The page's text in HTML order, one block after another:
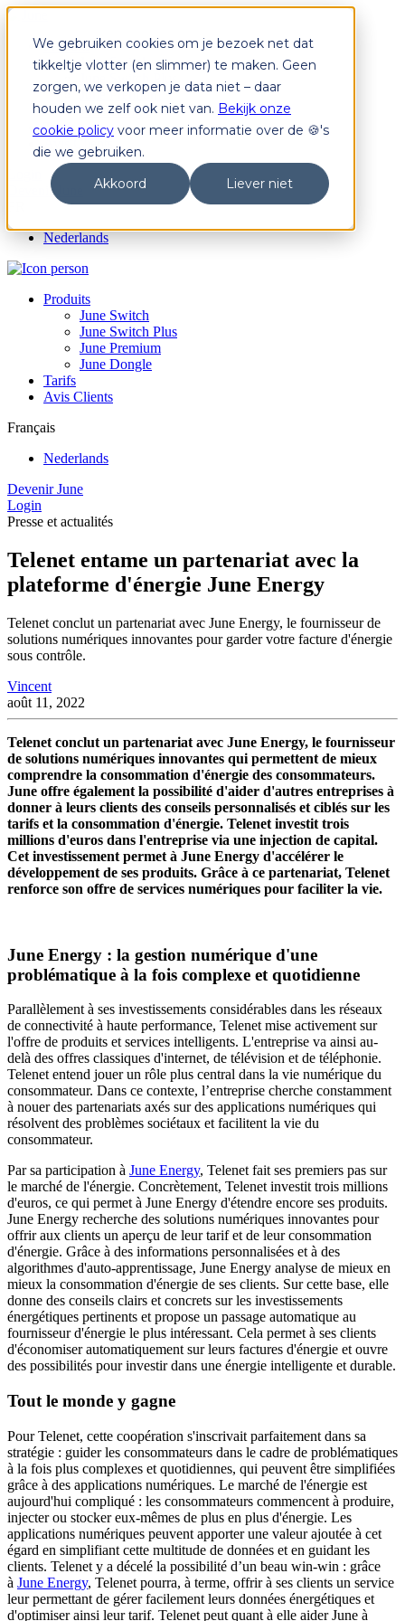
We gebruiken cookies om je bezoek net dat
tikkeltje vlotter (en slimmer) te maken. Geen
zorgen, we verkopen je data niet – daar
houden we zelf ook niet van. Bekijk onze
cookie policy voor meer informatie over de 🍪's
die we gebruiken.
Akkoord
Liever niet
Produits
June Switch
June Switch Plus
June Premium
June Dongle
Tarifs
Avis Clients
Devenir June
Nederlands
Produits
June Switch
June Switch Plus
June Premium
June Dongle
Tarifs
Avis Clients
Français
Nederlands
Devenir June
Login
Presse et actualités
Telenet entame un partenariat avec la
plateforme d'énergie June Energy
Telenet conclut un partenariat avec June Energy, le fournisseur de
solutions numériques innovantes pour garder votre facture d'énergie
sous contrôle.
Vincent
août 11, 2022
Telenet conclut un partenariat avec June Energy, le fournisseur
de solutions numériques innovantes qui permettent de mieux
comprendre la consommation d'énergie des consommateurs.
June offre également la possibilité d'aider d'autres entreprises à
donner à leurs clients des conseils personnalisés et ciblés sur les
tarifs et la consommation d'énergie. Telenet investit trois
millions d'euros dans l'entreprise via une injection de capital.
Cet investissement permet à June Energy d'accélérer le
développement de ses produits. Grâce à ce partenariat, Telenet
renforce son offre de services numériques pour faciliter la vie.
June Energy : la gestion numérique d'une
problématique à la fois complexe et quotidienne
Parallèlement à ses investissements considérables dans les réseaux
de connectivité à haute performance, Telenet mise activement sur
l'offre de produits et services intelligents. L'entreprise va ainsi au-
delà des offres classiques d'internet, de télévision et de téléphonie.
Telenet entend jouer un rôle plus central dans la vie numérique du
consommateur. Dans ce contexte, l’entreprise cherche constamment
à nouer des partenariats axés sur des applications numériques qui
résolvent des problèmes sociétaux et facilitent la vie du
consommateur.
Par sa participation à June Energy, Telenet fait ses premiers pas sur
le marché de l'énergie. Concrètement, Telenet investit trois millions
d'euros, ce qui permet à June Energy d'étendre encore ses produits.
June Energy recherche des solutions numériques innovantes pour
offrir aux clients un aperçu de leur tarif et de leur consommation
d'énergie. Grâce à des informations personnalisées et à des
algorithmes d'auto-apprentissage, June Energy analyse de mieux en
mieux la consommation d'énergie de ses clients. Sur cette base, elle
donne des conseils clairs et concrets sur les investissements
énergétiques pertinents et propose un passage automatique au
fournisseur d'énergie le plus intéressant. Cela permet à ses clients
d'économiser automatiquement sur leurs factures d'énergie et ouvre
des possibilités pour investir dans une énergie intelligente et durable.
​Tout le monde y gagne
Pour Telenet, cette coopération s'inscrivait parfaitement dans sa
stratégie : guider les consommateurs dans le cadre de problématiques
à la fois plus complexes et quotidiennes, qui peuvent être simplifiées
grâce à des applications numériques. Le marché de l'énergie est
aujourd'hui compliqué : les consommateurs commencent à produire,
injecter ou stocker eux-mêmes de plus en plus d'énergie. Les
applications numériques peuvent apporter une valeur ajoutée à cet
égard en simplifiant cette multitude de données et en guidant les
clients. Telenet y a décelé la possibilité d’un beau win-win : grâce
à June Energy, Telenet pourra, à terme, offrir à ses clients un service
leur permettant de gérer facilement leurs données énergétiques et
d'optimiser ainsi leur tarif. Telenet peut quant à elle aider June à